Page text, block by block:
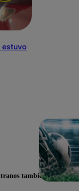
estuvo
también en